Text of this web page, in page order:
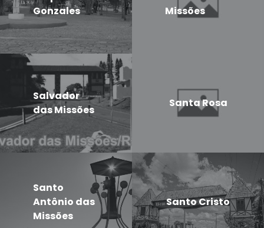
Gonzales
Missões
Salvador
das Missões
Santa Rosa
Santo
Antônio das
Missões
Santo Cristo